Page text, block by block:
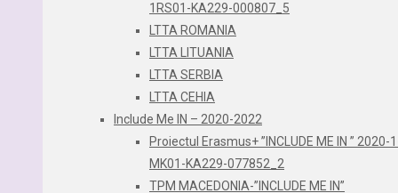
1RS01-KA229-000807_5
LTTA ROMANIA
LTTA LITUANIA
LTTA SERBIA
LTTA CEHIA
Include Me IN – 2020-2022
Proiectul Erasmus+ ”INCLUDE ME IN ” 2020-
MK01-KA229-077852_2
TPM MACEDONIA-”INCLUDE ME IN”